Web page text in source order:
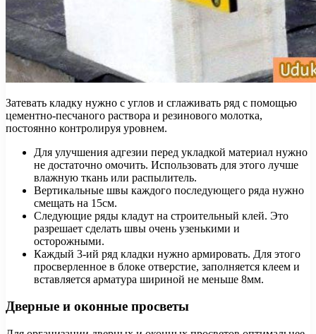
Затевать кладку нужно с углов и сглаживать ряд с помощью
цементно-песчаного раствора и резинового молотка,
постоянно контролируя уровнем.
Для улучшения адгезии перед укладкой материал нужно
не достаточно омочить. Использовать для этого лучше
влажную ткань или распылитель.
Вертикальные швы каждого последующего ряда нужно
смещать на 15см.
Следующие ряды кладут на строительный клей. Это
разрешает сделать швы очень узенькими и
осторожными.
Каждый 3-ий ряд кладки нужно армировать. Для этого
просверленное в блоке отверстие, заполняется клеем и
вставляется арматура шириной не меньше 8мм.
Дверные и оконные просветы